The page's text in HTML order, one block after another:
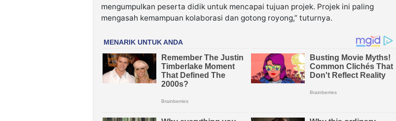
mengumpulkan peserta didik untuk mencapai tujuan projek. Projek ini paling
mengasah kemampuan kolaborasi dan gotong royong,” tuturnya.